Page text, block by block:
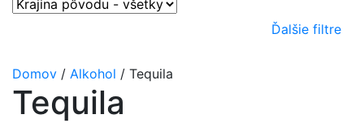
Ďalšie filtre
Domov / Alkohol / Tequila
Tequila